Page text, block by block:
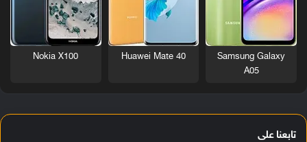
Samsung Galaxy
A05
Huawei Mate 40
Nokia X100
تابعنا على